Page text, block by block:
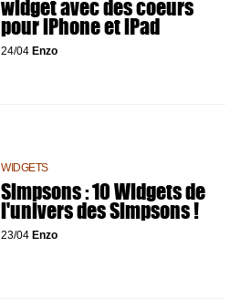
widget avec des coeurs
pour iPhone et iPad
24/04 Enzo
WIDGETS
Simpsons : 10 Widgets de
l'univers des Simpsons !
23/04 Enzo